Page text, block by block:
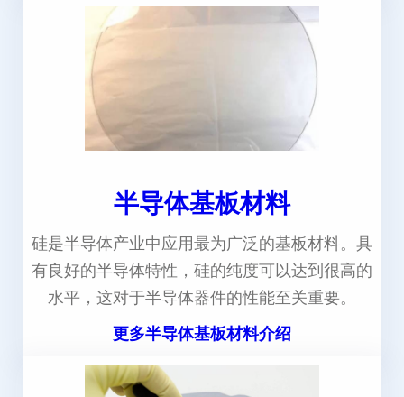
半导体基板材料
硅是半导体产业中应用最为广泛的基板材料。具
有良好的半导体特性，硅的纯度可以达到很高的
水平，这对于半导体器件的性能至关重要。
更多半导体基板材料介绍